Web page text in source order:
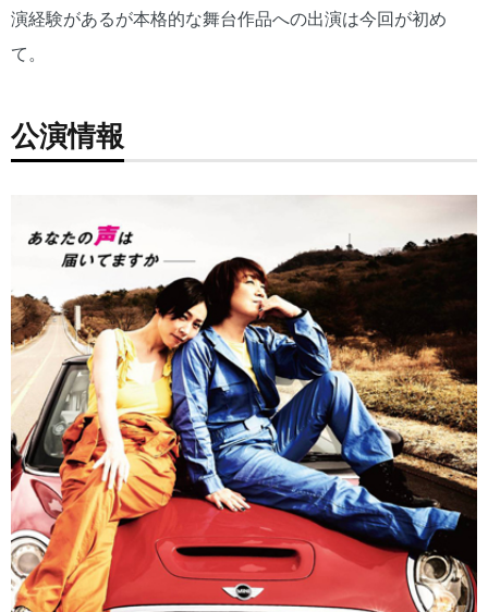
演経験があるが本格的な舞台作品への出演は今回が初め
て。
公演情報